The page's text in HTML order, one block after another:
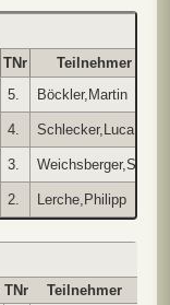
TNr Teilnehmer
5. Böckler,Martin
4. Schlecker,Luca
3. Weichsberger,Sim
2. Lerche,Philipp
TNr Teilnehmer